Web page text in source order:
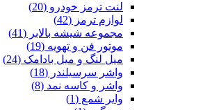
لنت ترمز خودرو (20)
لوازم ترمز (42)
مجموعه شیشه بالابر (41)
موتور فن و تهویه (19)
میل لنگ و میل بادامک (24)
واشر سرسیلندر (18)
واشر و کاسه نمد (8)
وایر شمع (1)